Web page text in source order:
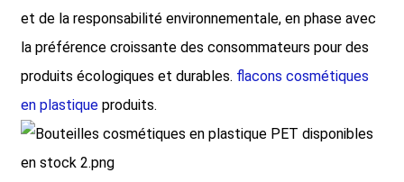
et de la responsabilité environnementale, en phase avec
la préférence croissante des consommateurs pour des
produits écologiques et durables. flacons cosmétiques
en plastique produits.